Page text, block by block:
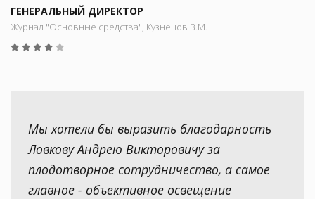
ГЕНЕРАЛЬНЫЙ ДИРЕКТОР
Журнал "Основные средства", Кузнецов В.М.
Мы хотели бы выразить благодарность
Ловкову Андрею Викторовичу за
плодотворное сотрудничество, а самое
главное - объективное освещение